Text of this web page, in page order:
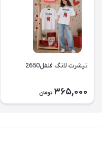
تیشرت لانگ فلفل2650
365,000 تومان